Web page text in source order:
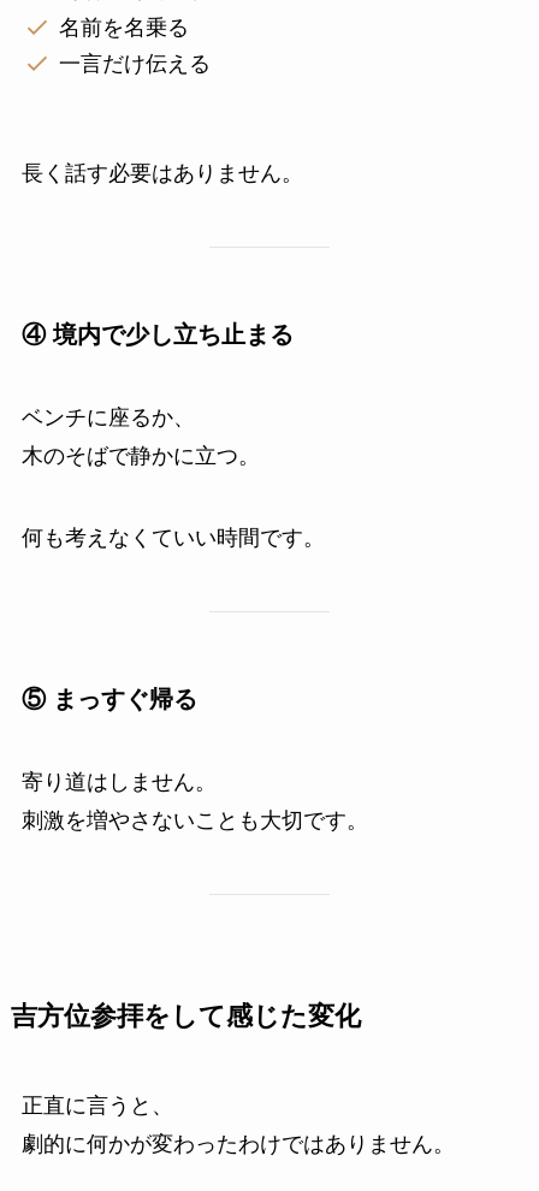
名前を名乗る
一言だけ伝える
長く話す必要はありません。
④ 境内で少し立ち止まる
ベンチに座るか、
木のそばで静かに立つ。
何も考えなくていい時間です。
⑤ まっすぐ帰る
寄り道はしません。
刺激を増やさないことも大切です。
吉方位参拝をして感じた変化
正直に言うと、
劇的に何かが変わったわけではありません。